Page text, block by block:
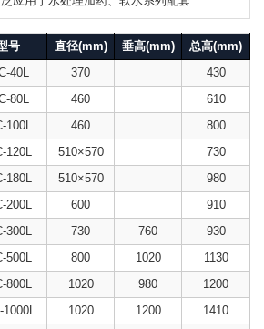
号 直径(mm) 垂高(mm)
总高(mm)
40L 370
430
80L
460
610
100L
460
800
120L
510×570
730
180L
510×570
980
200L
600
910
300L
730 760
930
500L
800 1020
1130
800L
1020 980
1200
1000L
1020 1200
1410